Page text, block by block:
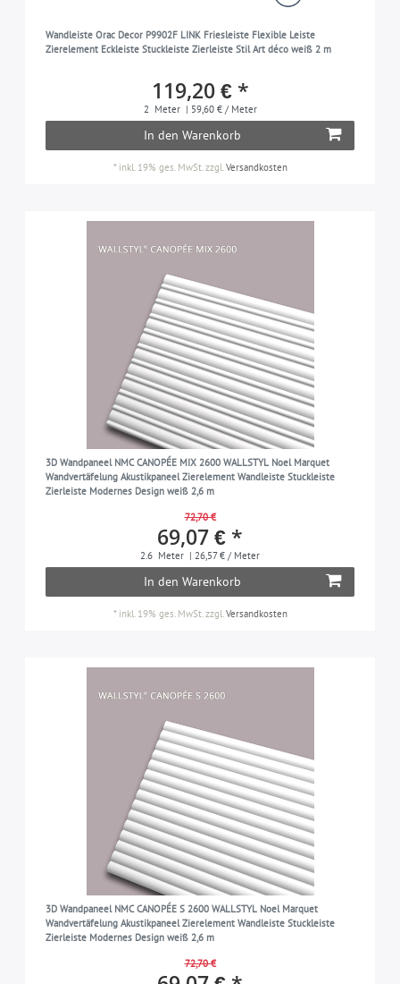
Wandleiste Orac Decor P9902F LINK Friesleiste Flexible Leiste
Zierelement Eckleiste Stuckleiste Zierleiste Stil Art déco weiß 2 m
119,20 € *
2 Meter | 59,60 € / Meter
In den Warenkorb
* inkl. 19% ges. MwSt. zzgl. Versandkosten
3D Wandpaneel NMC CANOPÉE MIX 2600 WALLSTYL Noel Marquet
Wandvertäfelung Akustikpaneel Zierelement Wandleiste Stuckleiste
Zierleiste Modernes Design weiß 2,6 m
72,70 €
69,07 € *
2.6 Meter | 26,57 € / Meter
In den Warenkorb
* inkl. 19% ges. MwSt.zzgl.Versandkosten
3D Wandpaneel NMC CANOPÉE S 2600 WALLSTYL Noel Marquet
Wandvertäfelung Akustikpaneel Zierelement Wandleiste Stuckleiste
Zierleiste Modernes Design weiß 2,6 m
72,70 €